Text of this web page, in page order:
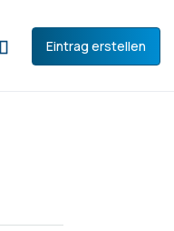
Eintrag erstellen